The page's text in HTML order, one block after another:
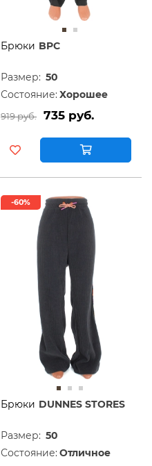
Брюки BPC
Размер: 50
Состояние: Хорошее
919 руб. 735 руб.
-60%
Брюки DUNNES STORES
Размер: 50
Состояние: Отличное